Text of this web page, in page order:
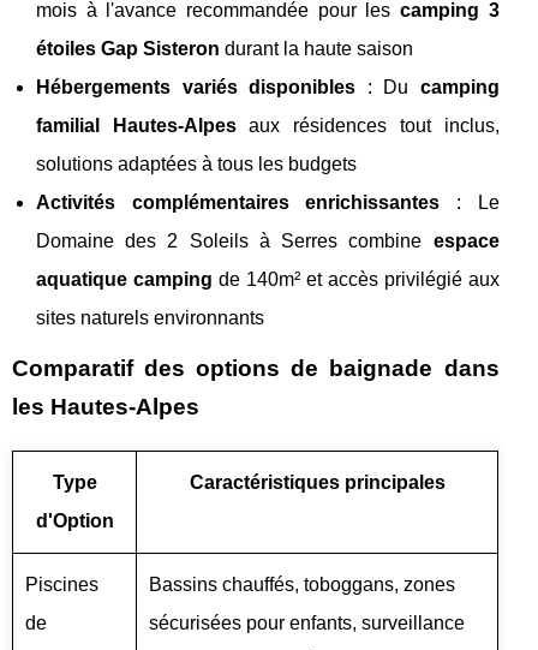
mois à l'avance recommandée pour les camping 3
étoiles Gap Sisteron durant la haute saison
Hébergements variés disponibles : Du camping
familial Hautes-Alpesaux résidences tout inclus,
solutions adaptées à tous les budgets
Activités complémentaires enrichissantes : Le
Domaine des 2 Soleils à Serres combine espace
aquatique camping de 140m² et accès privilégié aux
sites naturels environnants
Comparatif des options de baignade dans
les Hautes-Alpes
Type
d'Option
Caractéristiques principales
Piscines
de
Bassins chauffés, toboggans, zones
sécurisées pour enfants, surveillance